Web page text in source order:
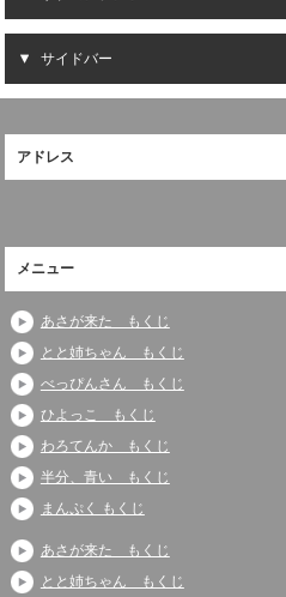
サイドバー
アドレス
メニュー
あさが来た もくじ
とと姉ちゃん もくじ
べっぴんさん もくじ
ひよっこ もくじ
わろてんか もくじ
半分、青い もくじ
まんぷく もくじ
あさが来た もくじ
とと姉ちゃん もくじ